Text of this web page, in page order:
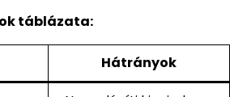
táblázata:
Hátrányok